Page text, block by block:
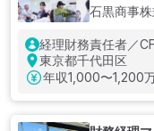
石黒商事
経理財務責任者／
東京都千代田区
年収1,000〜1,200